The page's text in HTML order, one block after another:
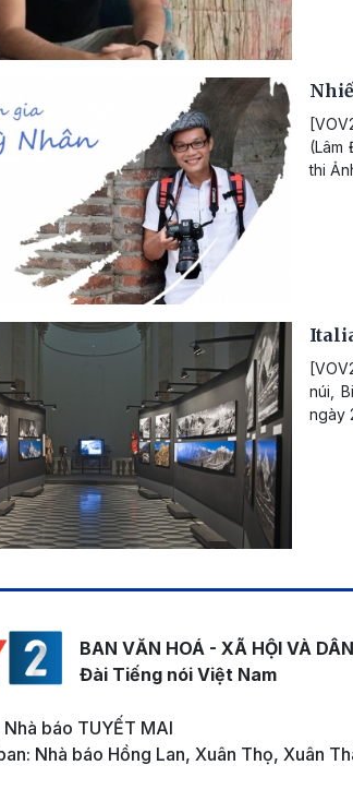
(Lâm
thi
núi,
ngày
BAN VĂN HOÁ - XÃ HỘI VÀ
Đài Tiếng nói Việt Nam
báo TUYẾT MAI
Nhà báo Hồng Lan, Xuân Thọ, Xuân